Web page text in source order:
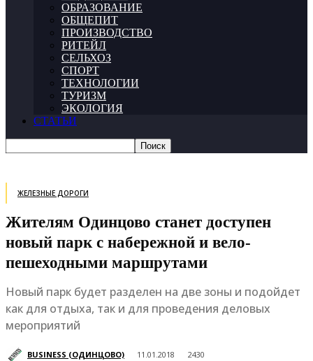
ОБРАЗОВАНИЕ
ОБЩЕПИТ
ПРОИЗВОДСТВО
РИТЕЙЛ
СЕЛЬХОЗ
СПОРТ
ТЕХНОЛОГИИ
ТУРИЗМ
ЭКОЛОГИЯ
СТАТЬИ
ЖЕЛЕЗНЫЕ ДОРОГИ
Жителям Одинцово станет доступен
новый парк с набережной и вело-
пешеходными маршрутами
Новый парк будет разделен на две зоны и подойдет
как для отдыха, так и для проведения деловых
мероприятий
BUSINESS (ОДИНЦОВО) 11.01.2018 2430